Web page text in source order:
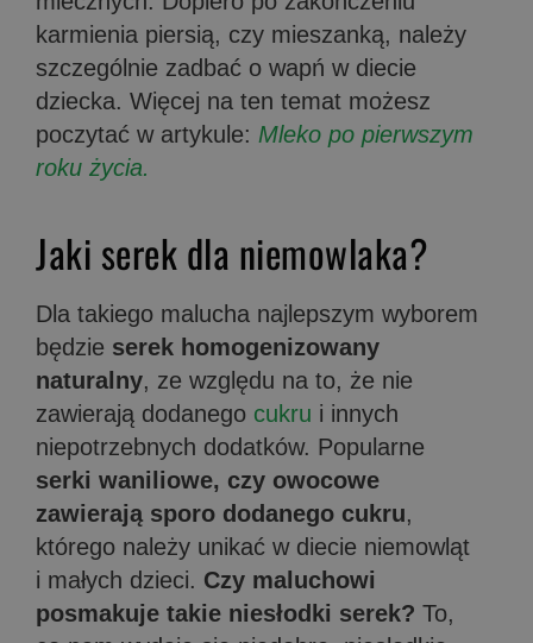
karmienia piersią, czy mieszanką, należy
szczególnie zadbać o wapń w diecie
dziecka. Więcej na ten temat możesz
poczytać w artykule: Mleko po pierwszym
roku życia.
Jaki serek dla niemowlaka?
Dla takiego malucha najlepszym wyborem
będzie serek homogenizowany
naturalny, ze względu na to, że nie
zawierają dodanego cukru i innych
niepotrzebnych dodatków. Popularne
serki waniliowe, czy owocowe
zawierają sporo dodanego cukru,
którego należy unikać w diecie niemowląt
i małych dzieci. Czy maluchowi
posmakuje takie niesłodki serek? To,